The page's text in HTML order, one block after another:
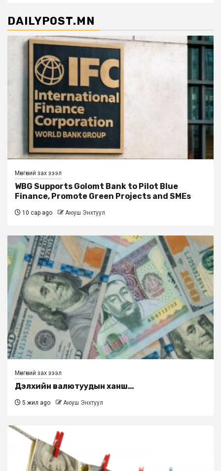
DAILYPOST.MN
Мөнгөний зах зээл
WBG Supports Golomt Bank to Pilot Blue
Finance, Promote Green Projects and SMEs
10 сар ago Аюуш Энхтуул
Мөнгөний зах зээл
Дэлхийн валютуудын ханш…
5 жил ago Аюуш Энхтуул